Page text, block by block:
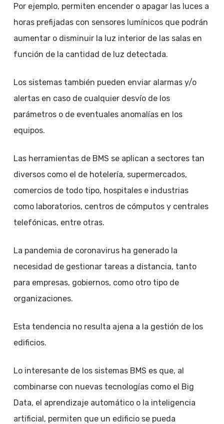
Por ejemplo, permiten encender o apagar las luces a
horas prefijadas con sensores lumínicos que podrán
aumentar o disminuir la luz interior de las salas en
función de la cantidad de luz detectada.
Los sistemas también pueden enviar alarmas y/o
alertas en caso de cualquier desvío de los
parámetros o de eventuales anomalías en los
equipos.
Las herramientas de BMS se aplican a sectores tan
diversos como el de hotelería, supermercados,
comercios de todo tipo, hospitales e industrias
como laboratorios, centros de cómputos y centrales
telefónicas, entre otras.
La pandemia de coronavirus ha generado la
necesidad de gestionar tareas a distancia, tanto
para empresas, gobiernos, como otro tipo de
organizaciones.
Esta tendencia no resulta ajena a la gestión de los
edificios.
Lo interesante de los sistemas BMS es que, al
combinarse con nuevas tecnologías como el Big
Data, el aprendizaje automático o la inteligencia
artificial, permiten que un edificio se pueda